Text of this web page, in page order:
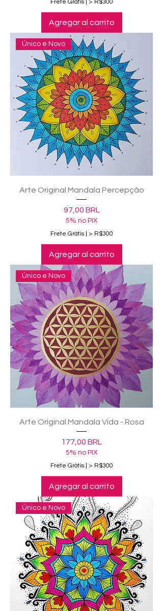
Frete Grátis | > R$300
Agregar al carrito
Único e Novo
Arte Original Mandala Percepção
Precio
97,00 BRL
5% no PIX
Frete Grátis | > R$300
Agregar al carrito
Único e Novo
Arte Original Mandala Vida - Rosa
Precio
177,00 BRL
5% no PIX
Frete Grátis | > R$300
Agregar al carrito
Único e Novo